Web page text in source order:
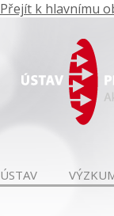
Přejít k hlavnímu
ÚSTAV